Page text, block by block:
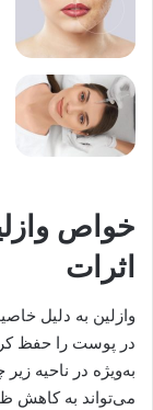
خواص
اثرات
در پوست را حفظ
به‌ویژه در ناحیه
می‌تواند به کاهش